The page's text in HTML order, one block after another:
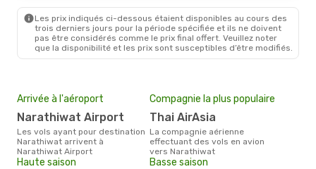
Les prix indiqués ci-dessous étaient disponibles au cours des
trois derniers jours pour la période spécifiée et ils ne doivent
pas être considérés comme le prix final offert. Veuillez noter
que la disponibilité et les prix sont susceptibles d’être modifiés.
Arrivée à l'aéroport
Narathiwat Airport
Les vols ayant pour destination
Narathiwat arrivent à
Narathiwat Airport
Compagnie la plus populaire
Thai AirAsia
La compagnie aérienne
effectuant des vols en avion
vers Narathiwat
Haute saison Basse saison